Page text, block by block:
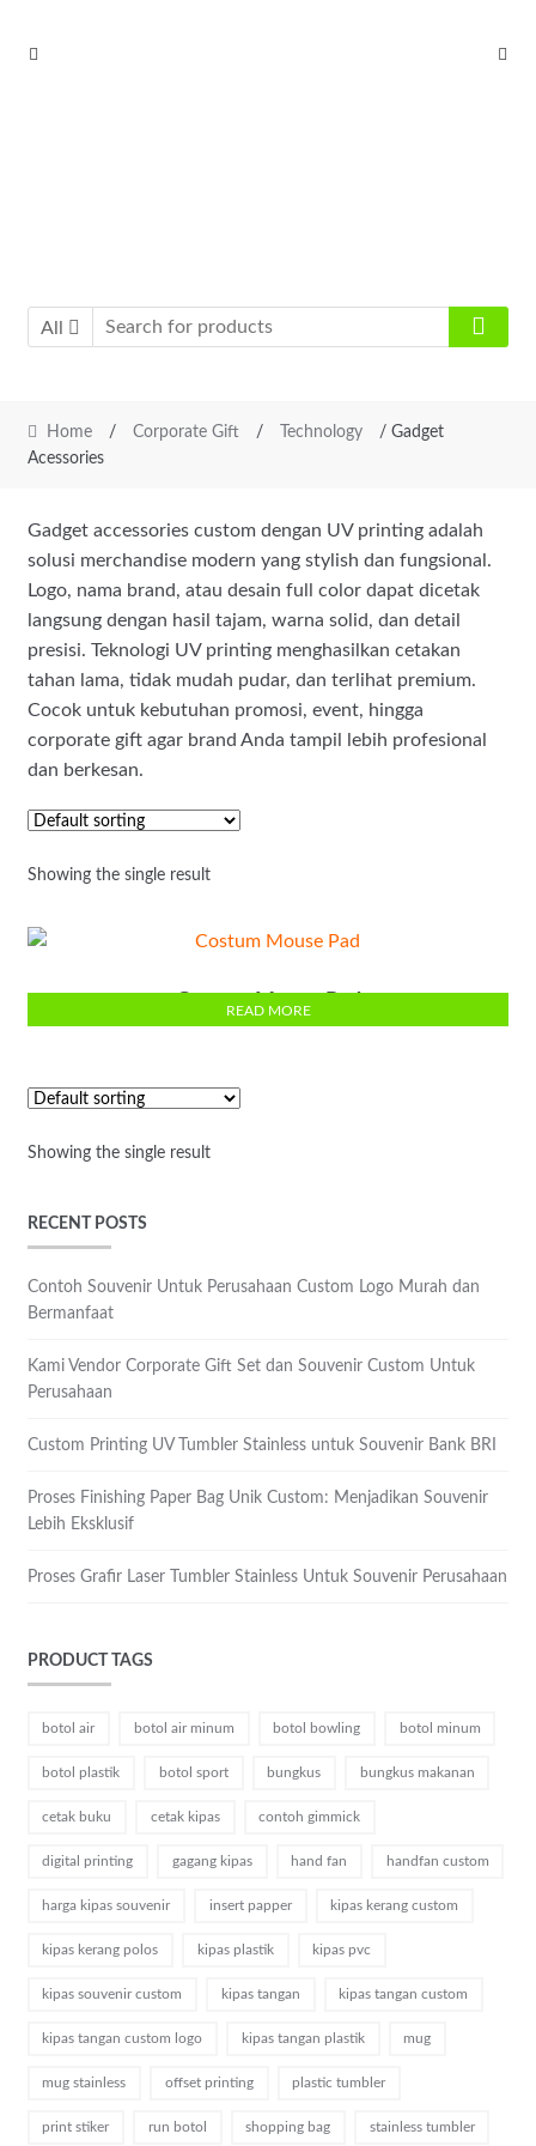
Skip
Skip
All
Home / Corporate Gift / Technology
/ Gadget
Acessories
Gadget accessories custom dengan UV printing adalah
solusi merchandise modern yang stylish dan fungsional.
Logo, nama brand, atau desain full color dapat dicetak
langsung dengan hasil tajam, warna solid, dan detail
presisi. Teknologi UV printing menghasilkan cetakan
tahan lama, tidak mudah pudar, dan terlihat premium.
Cocok untuk kebutuhan promosi, event, hingga
corporate gift agar brand Anda tampil lebih profesional
dan berkesan.
Showing the single result
READ MORE
Showing the single result
RECENT POSTS
Contoh Souvenir Untuk Perusahaan Custom Logo Murah dan
Bermanfaat
Kami Vendor Corporate Gift Set dan Souvenir Custom Untuk
Perusahaan
Custom Printing UV Tumbler Stainless untuk Souvenir Bank BRI
Proses Finishing Paper Bag Unik Custom: Menjadikan Souvenir
Lebih Eksklusif
Proses Grafir Laser Tumbler Stainless Untuk Souvenir Perusahaan
PRODUCT TAGS
botol air botol air minum botol bowling botol minum
botol plastik botol sport bungkus bungkus makanan
cetak buku cetak kipas contoh gimmick
digital printing gagang kipas hand fan handfan custom
harga kipas souvenir insert papper kipas kerang custom
kipas kerang polos kipas plastik kipas pvc
kipas souvenir custom kipas tangan kipas tangan custom
kipas tangan custom logo kipas tangan plastik mug
mug stainless offset printing plastic tumbler
print stiker run botol shopping bag stainless tumbler